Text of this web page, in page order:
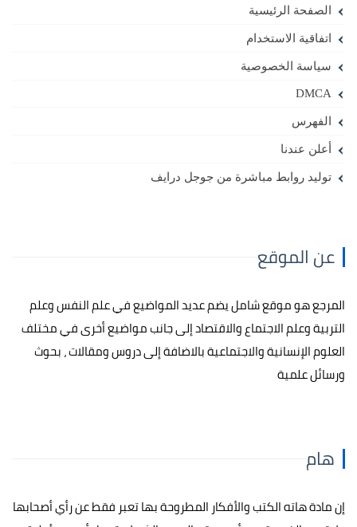
الصفحة الرئيسية
اتفاقية الاستخدام
سياسة الخصوصية
DMCA
الفهرس
أعلن عندنا
توليد روابط مباشرة من جوجل درايف
عن الموقع
المرجع هو موقع شامل يضم عديد المواضيع في علم النفس وعلم
التربية وعلم الاجتماع والاقتصاد إلى جانب مواضيع أخرى في مختلف
العلوم الإنسانية والاجتماعية بالاضافة إلى دروس ومقالات ، بحوث
ورسائل علمية
هام
إن مادة هاته الكتب والأفكار المطروحة بها تعبر فقط عن رأي أصحابها